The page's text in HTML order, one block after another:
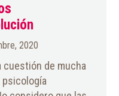
2020
cuestión de mucha
psicología